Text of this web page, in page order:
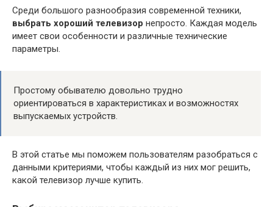
Среди большого разнообразия современной техники,
выбрать хороший телевизор непросто. Каждая модель
имеет свои особенности и различные технические
параметры.
Простому обывателю довольно трудно
ориентироваться в характеристиках и возможностях
выпускаемых устройств.
В этой статье мы поможем пользователям разобраться с
данными критериями, чтобы каждый из них мог решить,
какой телевизор лучше купить.